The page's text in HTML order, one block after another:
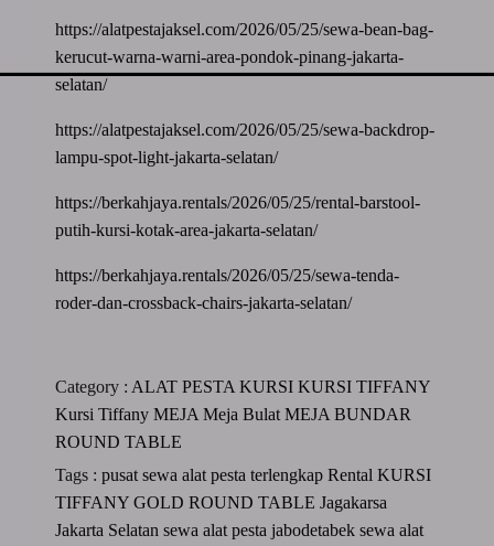
https://alatpestajaksel.com/2026/05/25/sewa-bean-bag-
kerucut-warna-warni-area-pondok-pinang-jakarta-
selatan/
https://alatpestajaksel.com/2026/05/25/sewa-backdrop-
lampu-spot-light-jakarta-selatan/
https://berkahjaya.rentals/2026/05/25/rental-barstool-
putih-kursi-kotak-area-jakarta-selatan/
https://berkahjaya.rentals/2026/05/25/sewa-tenda-
roder-dan-crossback-chairs-jakarta-selatan/
Category : ALAT PESTAKURSIKURSI TIFFANY
Kursi TiffanyMEJAMeja BulatMEJA BUNDAR
ROUND TABLE
Tags : pusat sewa alat pesta terlengkapRental KURSI
TIFFANY GOLD ROUND TABLE Jagakarsa
Jakarta Selatansewa alat pesta jabodetabeksewa alat